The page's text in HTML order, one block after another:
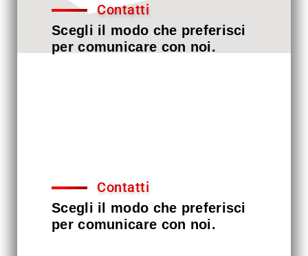
Contatti
Scegli il modo che preferisci
per comunicare con noi.
Contatti
Scegli il modo che preferisci
per comunicare con noi.